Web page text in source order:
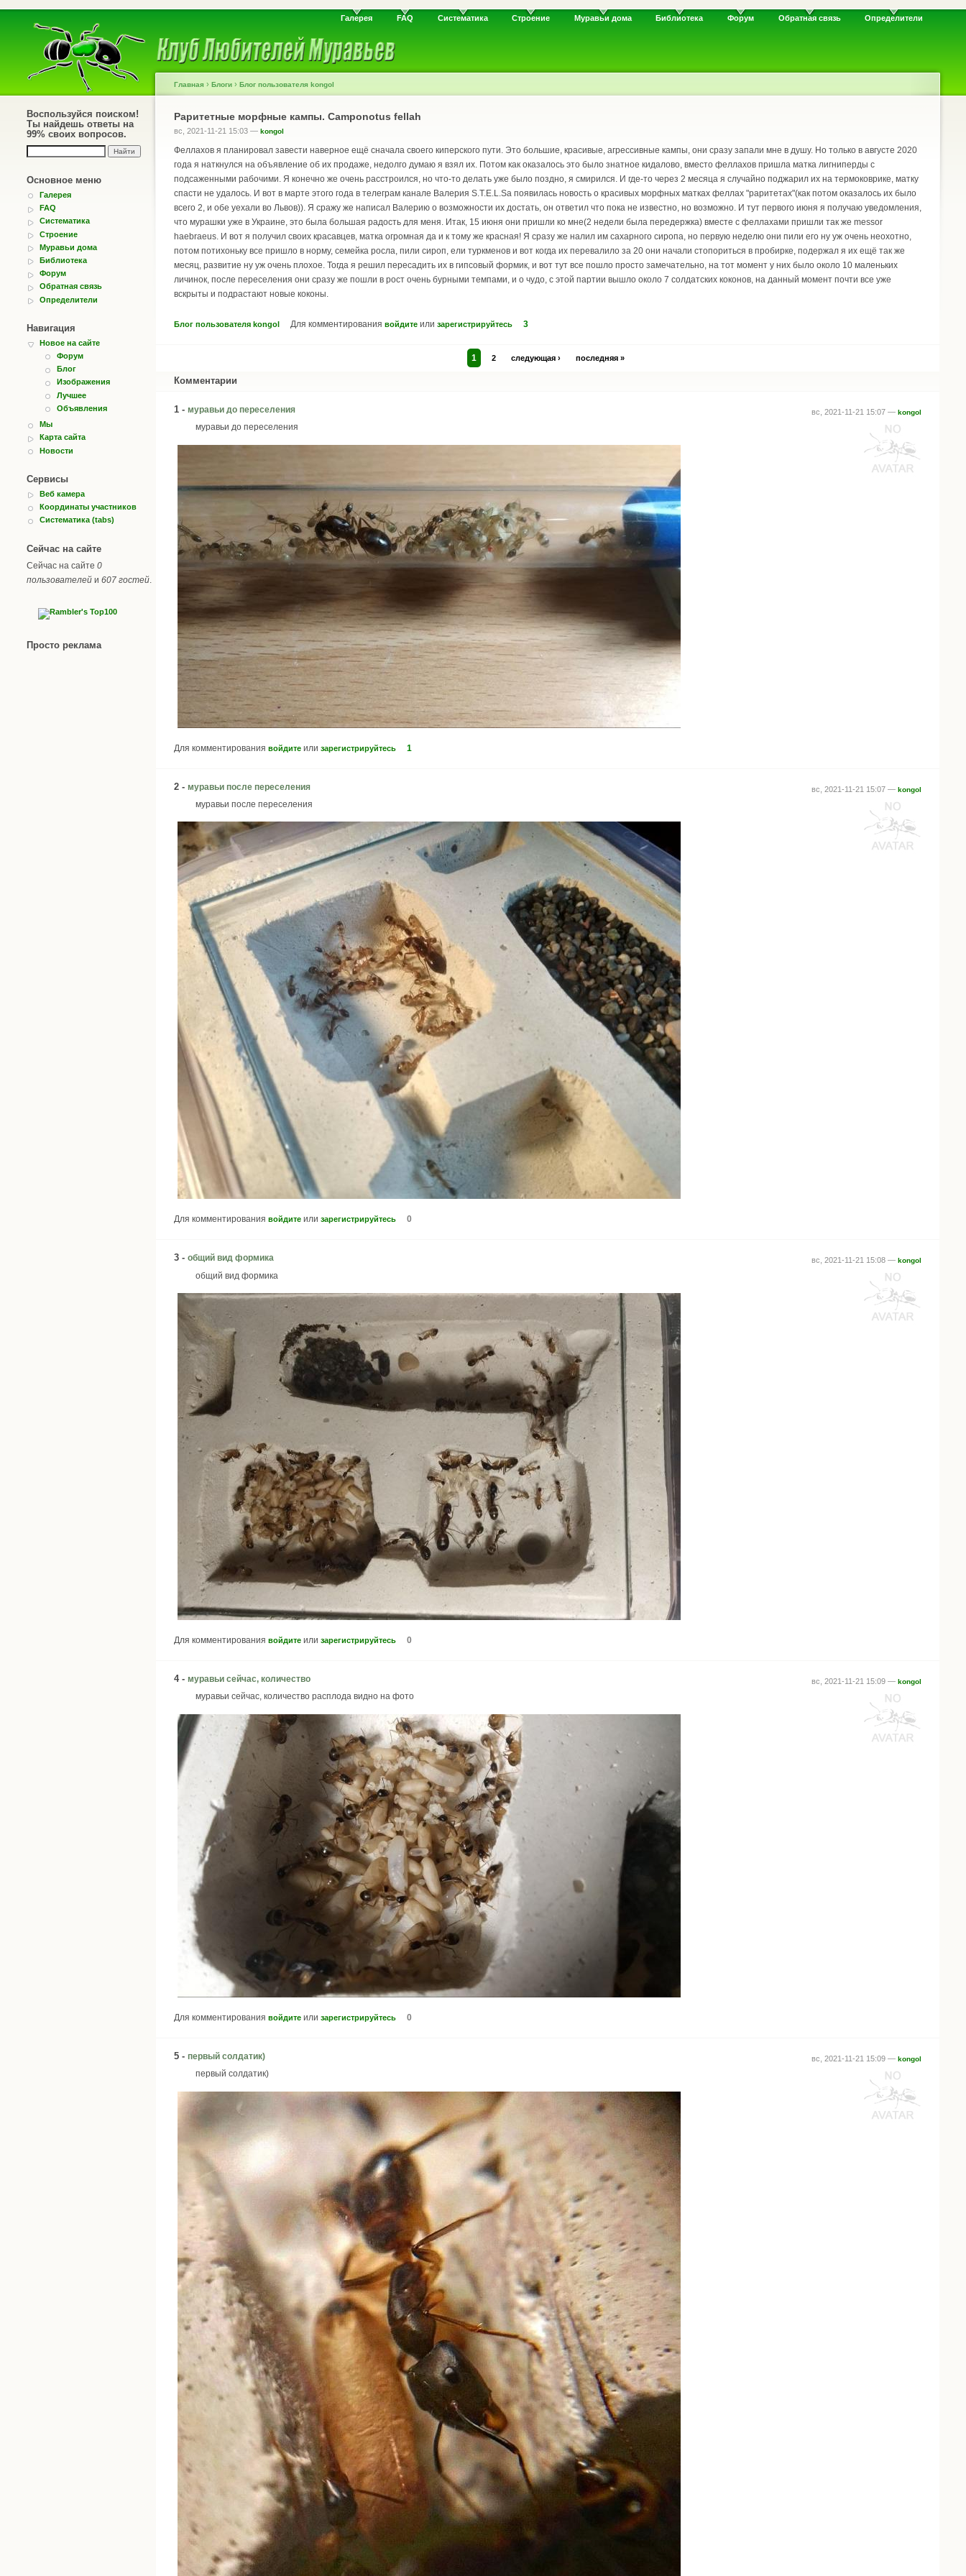
Галерея FAQ Систематика Строение Муравьи дома Библиотека Форум Обратная связь Определители
Воспользуйся поиском!
Ты найдешь ответы на
99% своих вопросов.
Основное меню
Галерея
FAQ
Систематика
Строение
Муравьи дома
Библиотека
Форум
Обратная связь
Определители
Навигация
Новое на сайте
Форум
Блог
Изображения
Лучшее
Объявления
Мы
Карта сайта
Новости
Сервисы
Веб камера
Координаты участников
Систематика (tabs)
Сейчас на сайте
Сейчас на сайте 0
пользователей и 607 гостей
Просто реклама
Главная › Блоги › Блог пользователя kongol
Раритетные морфные кампы. Camponotus fellah
вс, 2021-11-21 15:03 — kongol
Феллахов я планировал завести наверное ещё сначала своего киперского пути. Это большие, красивые, агрессивные кампы, они сразу запали мне в душу. Но только в августе 2020
года я наткнулся на объявление об их продаже, недолго думаю я взял их. Потом как оказалось это было знатное кидалово, вместо феллахов пришла матка лигниперды с
подсаженными рабочими. Я конечно же очень расстроился, но что-то делать уже было поздно, я смирился. И где-то через 2 месяца я случайно поджарил их на термоковрике, матку
спасти не удалось. И вот в марте этого года в телеграм канале Валерия S.T.E.L.Sа появилась новость о красивых морфных матках феллах "раритетах"(как потом оказалось их было
всего 2, и обе уехали во Львов)). Я сражу же написал Валерию о возможности их достать, он ответил что пока не известно, но возможно. И тут первого июня я получаю уведомления,
что мурашки уже в Украине, это была большая радость для меня. Итак, 15 июня они пришли ко мне(2 недели была передержка) вместе с феллахами пришли так же messor
haebraeus. И вот я получил своих красавцев, матка огромная да и к тому же красная! Я сразу же налил им сахарного сиропа, но первую неделю они пили его ну уж очень неохотно,
потом потихоньку все пришло в норму, семейка росла, пили сироп, ели туркменов и вот когда их перевалило за 20 они начали стопориться в пробирке, подержал я их ещё так же
месяц, развитие ну уж очень плохое. Тогда я решил пересадить их в гипсовый формик, и вот тут все пошло просто замечательно, на тот момент у них было около 10 маленьких
личинок, после переселения они сразу же пошли в рост очень бурными темпами, и о чудо, с этой партии вышло около 7 солдатских коконов, на данный момент почти все уже
вскрыты и подрастают новые коконы.
Блог пользователя kongol Для комментирования войдите или зарегистрируйтесь 3
1 2 следующая › последняя »
Комментарии
вс, 2021-11-21 15:07 — kongol
1 - муравьи до переселения
муравьи до переселения
Для комментирования войдите или зарегистрируйтесь 1
вс, 2021-11-21 15:07 — kongol
2 - муравьи после переселения
муравьи после переселения
Для комментирования войдите или зарегистрируйтесь 0
вс, 2021-11-21 15:08 — kongol
3 - общий вид формика
общий вид формика
Для комментирования войдите или зарегистрируйтесь 0
вс, 2021-11-21 15:09 — kongol
4 - муравьи сейчас, количество
муравьи сейчас, количество расплода видно на фото
Для комментирования войдите или зарегистрируйтесь 0
вс, 2021-11-21 15:09 — kongol
5 - первый солдатик)
первый солдатик)